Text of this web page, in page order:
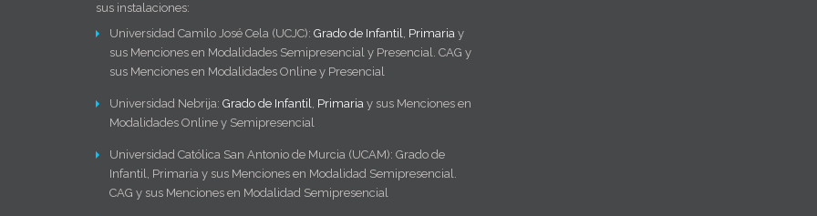
sus instalaciones:
Universidad Camilo José Cela (UCJC): Grado de Infantil Primaria y
sus Menciones en Modalidades Semipresencial y Presencial. CAG y
sus Menciones en Modalidades Online y Presencial
Universidad Nebrija: Grado de Infantil Primaria y sus Menciones en
Modalidades Online y Semipresencial
Universidad Católica San Antonio de Murcia (UCAM): Grado de
Infantil, Primaria y sus Menciones en Modalidad Semipresencial.
CAG y sus Menciones en Modalidad Semipresencial